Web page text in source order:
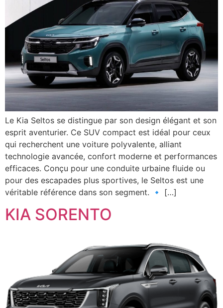
Le Kia Seltos se distingue par son design élégant et son
esprit aventurier. Ce SUV compact est idéal pour ceux
qui recherchent une voiture polyvalente, alliant
technologie avancée, confort moderne et performances
efficaces. Conçu pour une conduite urbaine fluide ou
pour des escapades plus sportives, le Seltos est une
véritable référence dans son segment. 🔹 […]
KIA SORENTO